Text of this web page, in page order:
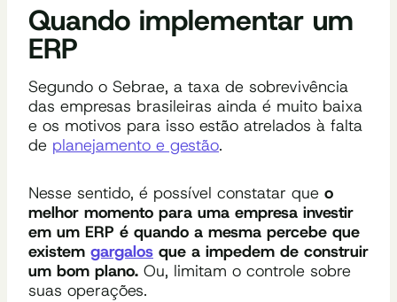
Quando implementar um
ERP
Segundo o Sebrae, a taxa de sobrevivência
das empresas brasileiras ainda é muito baixa
e os motivos para isso estão atrelados à falta
de planejamento e gestão.
Nesse sentido, é possível constatar que o
melhor momento para uma empresa investir
em um ERP é quando a mesma percebe que
existem gargalos que a impedem de construir
um bom plano. Ou, limitam o controle sobre
suas operações.